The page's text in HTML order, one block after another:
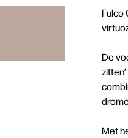
Fulco
De
Met